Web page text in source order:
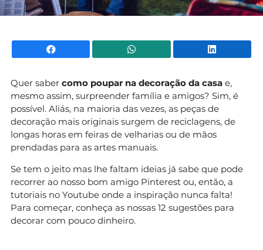
Facebook WhatsApp
Quer saber como poupar na decoração da casa e,
mesmo assim, surpreender família e amigos? Sim, é
possível. Aliás, na maioria das vezes, as peças de
decoração mais originais surgem de reciclagens, de
longas horas em feiras de velharias ou de mãos
prendadas para as artes manuais.
Se tem o jeito mas lhe faltam ideias já sabe que pode
recorrer ao nosso bom amigo Pinterest ou, então, a
tutoriais no Youtube onde a inspiração nunca falta!
Para começar, conheça as nossas 12 sugestões para
decorar com pouco dinheiro.